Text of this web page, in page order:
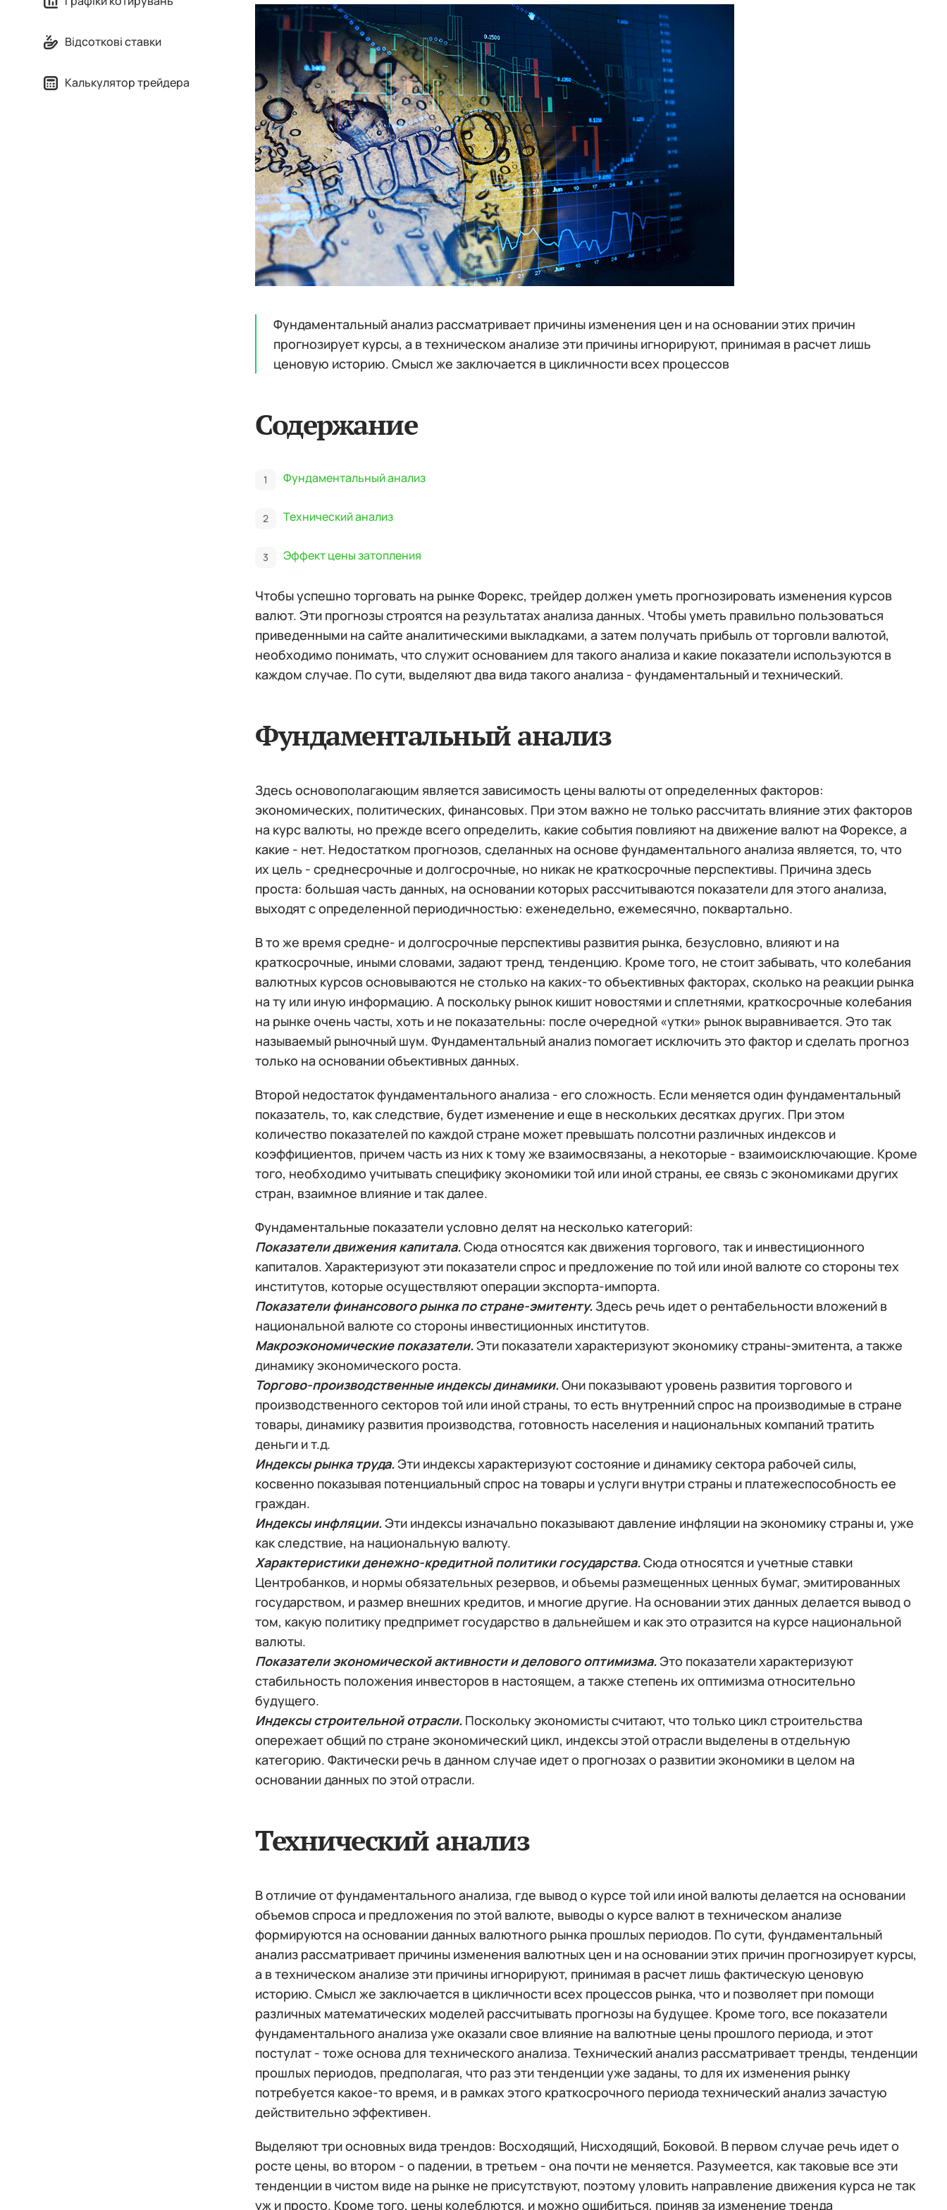
Відсоткові ставки
Калькулятор трейдера
Фундаментальный анализ рассматривает причины изменения цен и на основании этих причин
прогнозирует курсы, а в техническом анализе эти причины игнорируют, принимая в расчет лишь
ценовую историю. Смысл же заключается в цикличности всех процессов
Содержание
Фундаментальный анализ
Технический анализ
Эффект цены затопления
Чтобы успешно торговать на рынке Форекс, трейдер должен уметь прогнозировать изменения курсов
валют. Эти прогнозы строятся на результатах анализа данных. Чтобы уметь правильно пользоваться
приведенными на сайте аналитическими выкладками, а затем получать прибыль от торговли валютой,
необходимо понимать, что служит основанием для такого анализа и какие показатели используются в
каждом случае. По сути, выделяют два вида такого анализа - фундаментальный и технический.
Фундаментальный анализ
Здесь основополагающим является зависимость цены валюты от определенных факторов:
экономических, политических, финансовых. При этом важно не только рассчитать влияние этих факторов
на курс валюты, но прежде всего определить, какие события повлияют на движение валют на Форексе, а
какие - нет. Недостатком прогнозов, сделанных на основе фундаментального анализа является, то, что
их цель - среднесрочные и долгосрочные, но никак не краткосрочные перспективы. Причина здесь
проста: большая часть данных, на основании которых рассчитываются показатели для этого анализа,
выходят с определенной периодичностью: еженедельно, ежемесячно, поквартально.
В то же время средне- и долгосрочные перспективы развития рынка, безусловно, влияют и на
краткосрочные, иными словами, задают тренд, тенденцию. Кроме того, не стоит забывать, что колебания
валютных курсов основываются не столько на каких-то объективных факторах, сколько на реакции рынка
на ту или иную информацию. А поскольку рынок кишит новостями и сплетнями, краткосрочные колебания
на рынке очень часты, хоть и не показательны: после очередной «утки» рынок выравнивается. Это так
называемый рыночный шум. Фундаментальный анализ помогает исключить это фактор и сделать прогноз
только на основании объективных данных.
Второй недостаток фундаментального анализа - его сложность. Если меняется один фундаментальный
показатель, то, как следствие, будет изменение и еще в нескольких десятках других. При этом
количество показателей по каждой стране может превышать полсотни различных индексов и
коэффициентов, причем часть из них к тому же взаимосвязаны, а некоторые - взаимоисключающие. Кроме
того, необходимо учитывать специфику экономики той или иной страны, ее связь с экономиками других
стран, взаимное влияние и так далее.
Фундаментальные показатели условно делят на несколько категорий:
Показатели движения капитала.Сюда относятся как движения торгового, так и инвестиционного
капиталов. Характеризуют эти показатели спрос и предложение по той или иной валюте со стороны тех
институтов, которые осуществляют операции экспорта-импорта.
Показатели финансового рынка по стране-эмитенту.Здесь речь идет о рентабельности вложений в
национальной валюте со стороны инвестиционных институтов.
Макроэкономические показатели.Эти показатели характеризуют экономику страны-эмитента, а также
динамику экономического роста.
Торгово-производственные индексы динамики.Они показывают уровень развития торгового и
производственного секторов той или иной страны, то есть внутренний спрос на производимые в стране
товары, динамику развития производства, готовность населения и национальных компаний тратить
деньги и т.д.
Индексы рынка труда.Эти индексы характеризуют состояние и динамику сектора рабочей силы,
косвенно показывая потенциальный спрос на товары и услуги внутри страны и платежеспособность ее
граждан.
Индексы инфляции.Эти индексы изначально показывают давление инфляции на экономику страны и, уже
как следствие, на национальную валюту.
Характеристики денежно-кредитной политики государства.Сюда относятся и учетные ставки
Центробанков, и нормы обязательных резервов, и объемы размещенных ценных бумаг, эмитированных
государством, и размер внешних кредитов, и многие другие. На основании этих данных делается вывод о
том, какую политику предпримет государство в дальнейшем и как это отразится на курсе национальной
валюты.
Показатели экономической активности и делового оптимизма.Это показатели характеризуют
стабильность положения инвесторов в настоящем, а также степень их оптимизма относительно
будущего.
Индексы строительной отрасли. Поскольку экономисты считают, что только цикл строительства
опережает общий по стране экономический цикл, индексы этой отрасли выделены в отдельную
категорию. Фактически речь в данном случае идет о прогнозах о развитии экономики в целом на
основании данных по этой отрасли.
Технический анализ
В отличие от фундаментального анализа, где вывод о курсе той или иной валюты делается на основании
объемов спроса и предложения по этой валюте, выводы о курсе валют в техническом анализе
формируются на основании данных валютного рынка прошлых периодов. По сути, фундаментальный
анализ рассматривает причины изменения валютных цен и на основании этих причин прогнозирует курсы,
а в техническом анализе эти причины игнорируют, принимая в расчет лишь фактическую ценовую
историю. Смысл же заключается в цикличности всех процессов рынка, что и позволяет при помощи
различных математических моделей рассчитывать прогнозы на будущее. Кроме того, все показатели
фундаментального анализа уже оказали свое влияние на валютные цены прошлого периода, и этот
постулат - тоже основа для технического анализа. Технический анализ рассматривает тренды, тенденции
прошлых периодов, предполагая, что раз эти тенденции уже заданы, то для их изменения рынку
потребуется какое-то время, и в рамках этого краткосрочного периода технический анализ зачастую
действительно эффективен.
Выделяют три основных вида трендов: Восходящий, Нисходящий, Боковой. В первом случае речь идет о
росте цены, во втором - о падении, в третьем - она почти не меняется. Разумеется, как таковые все эти
тенденции в чистом виде на рынке не присутствуют, поэтому уловить направление движения курса не так
уж и просто. Кроме того, цены колеблются, и можно ошибиться, приняв за изменение тренда